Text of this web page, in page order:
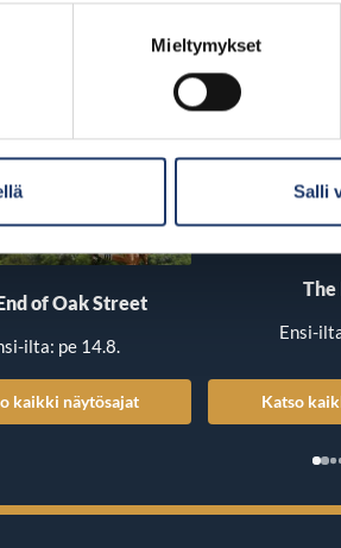
Mieltymykset
Salli
of Oak Street
ilta: pe 14.8.
kaikki näytösajat
Ensi-
Katso